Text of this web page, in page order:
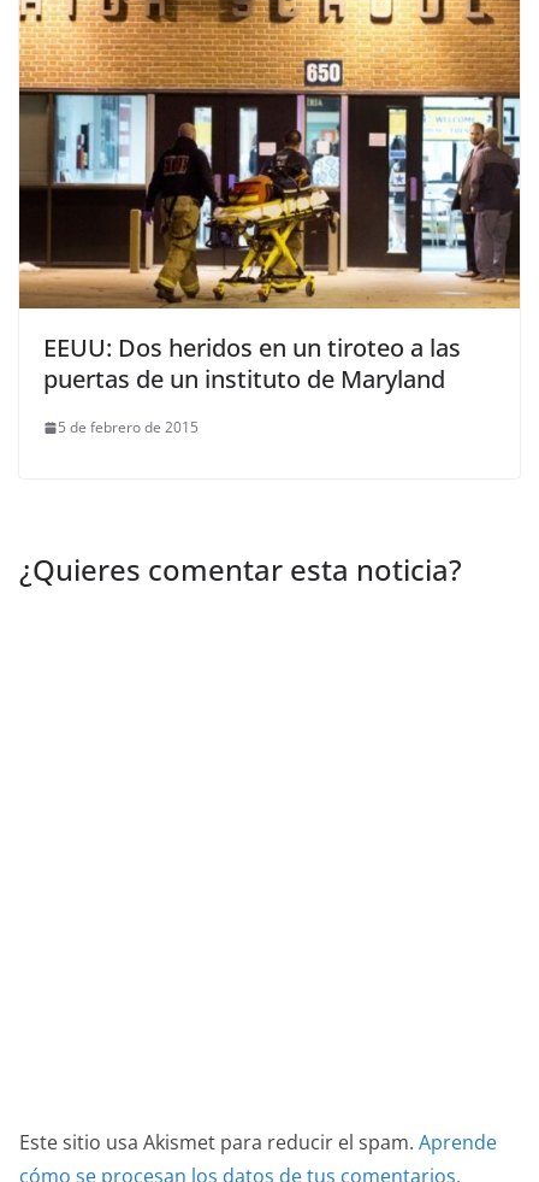
EEUU: Dos heridos en un tiroteo a las
puertas de un instituto de Maryland
5 de febrero de 2015
¿Quieres comentar esta noticia?
Este sitio usa Akismet para reducir el spam. Aprende
cómo se procesan los datos de tus comentarios.